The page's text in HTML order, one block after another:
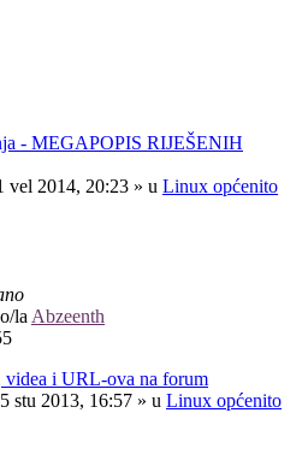
- MEGAPOPIS RIJEŠENIH
vel 2014, 20:23 » u Linux općenito
la Abzeenth
videa i URL-ova na forum
stu 2013, 16:57 » u Linux općenito